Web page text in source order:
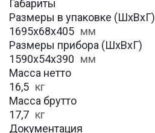
Габариты
Размеры в упаковке (ШхВхГ)
1695х68х405 мм
Размеры прибора (ШхВхГ)
1590х54х390 мм
Масса нетто
16,5 кг
Масса брутто
17,7 кг
Документация